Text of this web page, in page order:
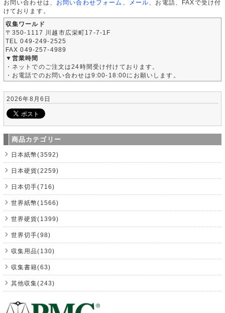
お問い合わせは、 お問い合わせフォーム メール 、お電話、FAXで受け付
けております。
収集ワールド
〒350-1117 川越市広栄町17-7-1F
TEL 049-249-2525
FAX 049-257-4989
▼営業時間
・ネットでのご注文は24時間受け付けております。
・お電話でのお問い合わせは9:00-18:00にお願いします。
2026年8月6日
商品カテゴリー
日本紙幣(3592)
日本硬貨(2259)
日本切手(716)
世界紙幣(1566)
世界硬貨(1399)
世界切手(98)
収集用品(130)
収集書籍(63)
其他収集(243)